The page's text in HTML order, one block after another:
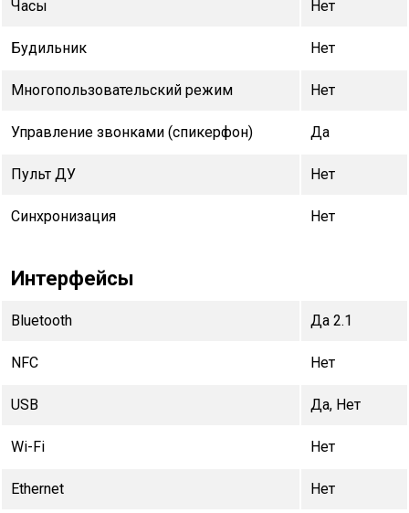
Часы Нет
Будильник Нет
Многопользовательский режим Нет
Управление звонками (спикерфон) Да
Пульт ДУ Нет
Синхронизация Нет
Интерфейсы
Bluetooth Да 2.1
NFC Нет
USB Да, Нет
Wi-Fi Нет
Ethernet Нет